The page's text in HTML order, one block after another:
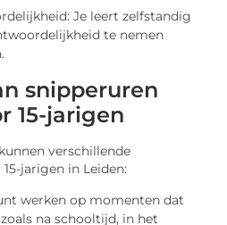
Je leert zelfstandig
te nemen
snipperuren
15-jarigen
verschillende
jarigen in Leiden:
werken op momenten dat
na schooltijd, in het